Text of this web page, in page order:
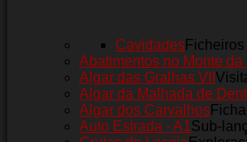
Cavidades
Abatimentos no Monte da
Algar das Gralhas VII
Algar da Malhada de
Algar dos Carvalhos
Auto Estrada - A1Sub-